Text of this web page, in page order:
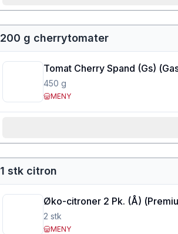
200 g cherrytomater
Tomat Cherry Spand (Gs) (
450 g
MENY
1 stk citron
Øko-citroner 2 Pk. (Å) (
2 stk
MENY